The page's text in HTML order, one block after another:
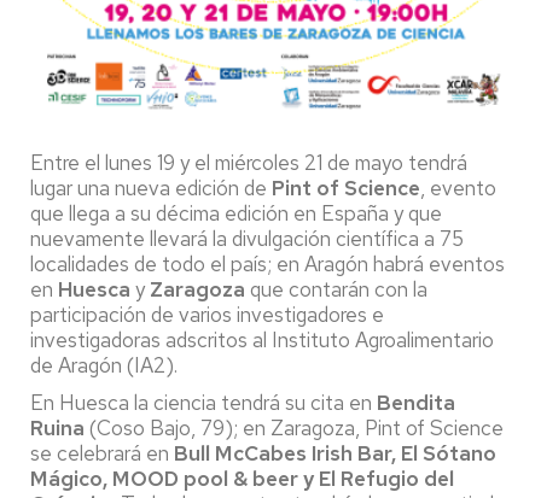
Entre el lunes 19 y el miércoles 21 de mayo tendrá
lugar una nueva edición de Pint of Science, evento
que llega a su décima edición en España y que
nuevamente llevará la divulgación científica a 75
localidades de todo el país; en Aragón habrá eventos
en Huesca y Zaragoza que contarán con la
participación de varios investigadores e
investigadoras adscritos al Instituto Agroalimentario
de Aragón (IA2).
En Huesca la ciencia tendrá su cita en Bendita
Ruina (Coso Bajo, 79); en Zaragoza, Pint of Science
se celebrará en Bull McCabes Irish Bar, El Sótano
Mágico, MOOD pool & beer y El Refugio del